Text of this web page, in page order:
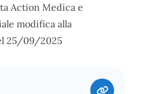
Action Medica e
modifica alla
25/09/2025